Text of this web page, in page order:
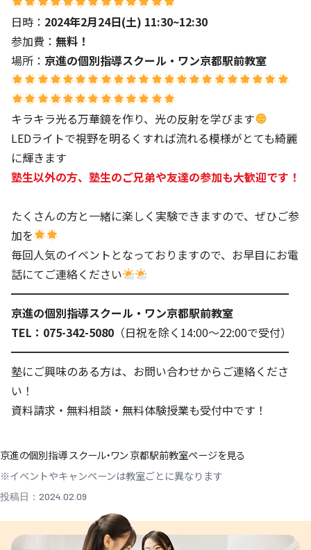
日時： 2024年2月24日(土) 11:30~12:30
参加費： 無料 ！
場所： 京進の個別指導スクール・ワン京都駅前教室
キラキラ光る万華鏡を作り、光の反射を学びます
LEDライトで視野を明るくすれば流れる模様がとても綺麗
に輝きます
塾生以外の方、塾生のご兄弟や友達の参加も大歓迎です！
たくさんの方と一緒に楽しく実験できますので、ぜひご参
加を
毎回人気のイベントとなっておりますので、お早目にお電
話にてご連絡ください
━━━━━━━━━━━━━━━━━━━━━━━━━
京進の個別指導スクール・ワン京都駅前教室
TEL：075-342-5080 （日祝を除く14:00～22:00で受付）
━━━━━━━━━━━━━━━━━━━━━━━━━
塾にご興味のある方は、 お問い合わせからご連絡くださ
い！
資料請求・無料相談・無料体験授業も受付中です！
京進の個別指導 スクール・ワン 京都駅前教室ページを見る
※イベントやキャンペーンは教室ごとに異なります
投稿日：2024.02.09